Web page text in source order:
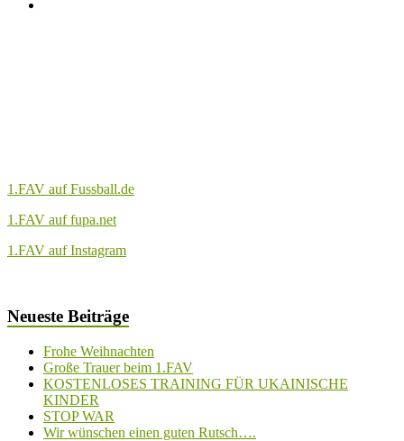
1.FAV auf Fussball.de
1.FAV auf fupa.net
1.FAV auf Instagram
Neueste Beiträge
Frohe Weihnachten
Große Trauer beim 1.FAV
KOSTENLOSES TRAINING FÜR UKAINISCHE
KINDER
STOP WAR
Wir wünschen einen guten Rutsch….